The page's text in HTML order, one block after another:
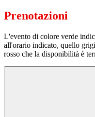
Prenotazioni
L'evento di colore verde
all'orario indicato, quello
rosso che la disponibilità è